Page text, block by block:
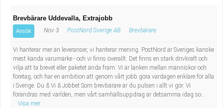
Brevbärare Uddevalla, Extrajobb
Ansök Nov 3 PostNord Sverige AB Brevbärare
Vi hanterar mer än leveranser, vi hanterar mening. PostNord är Sveriges kanske
mest kända varumärke - och vi finns överallt. Det finns en stark drivkraft och
vilja att ta brevet eller paketet ända fram. Vi är länken mellan människor och
företag, och har en ambition att genom vårt jobb göra vardagen enklare för alla
i Sverige. Du & Vi & Jobbet Som brevbärare är du pulsen i allt vi gör. Vi
förändras med världen, men vårt samhällsuppdrag är detsamma idag so...
Visa mer